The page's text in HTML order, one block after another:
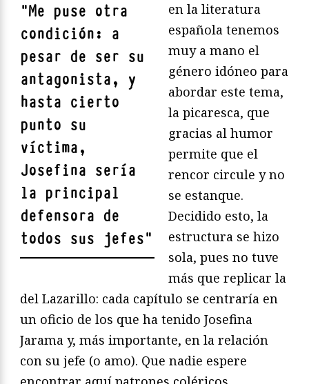
"Me puse otra
condición: a
pesar de ser su
antagonista, y
hasta cierto
punto su
víctima,
Josefina sería
la principal
defensora de
todos sus jefes"
en la literatura
española tenemos
muy a mano el
género idóneo para
abordar este tema,
la picaresca, que
gracias al humor
permite que el
rencor circule y no
se estanque.
Decidido esto, la
estructura se hizo
sola, pues no tuve
más que replicar la
del Lazarillo: cada capítulo se centraría en
un oficio de los que ha tenido Josefina
Jarama y, más importante, en la relación
con su jefe (o amo). Que nadie espere